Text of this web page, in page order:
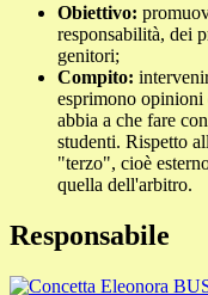
Obiettivo:
responsabilità, dei
genitori;
Compito:
esprimono opinioni
abbia a che fare
studenti. Rispetto
"terzo", cioè
quella dell'arbitro.
Responsabile